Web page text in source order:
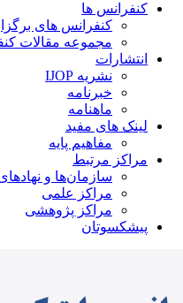
کنفرانس ها
کنفرانس های
مجموعه مقالات
انتشارات
نشریه IJOP
خبرنامه
ماهنامه
لینک های مفید
مفاهیم پایه
مراکز مرتبط
سازمان‌ها و
مراکز علمی
مراکز پژوهشی
پیشکسوتان